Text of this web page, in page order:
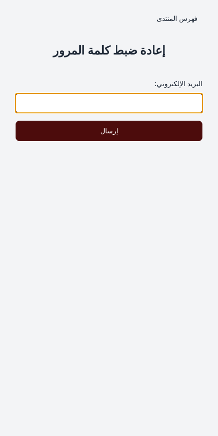
فهرس المنتدى
إعادة ضبط كلمة المرور
البريد الإلكتروني:
إرسال